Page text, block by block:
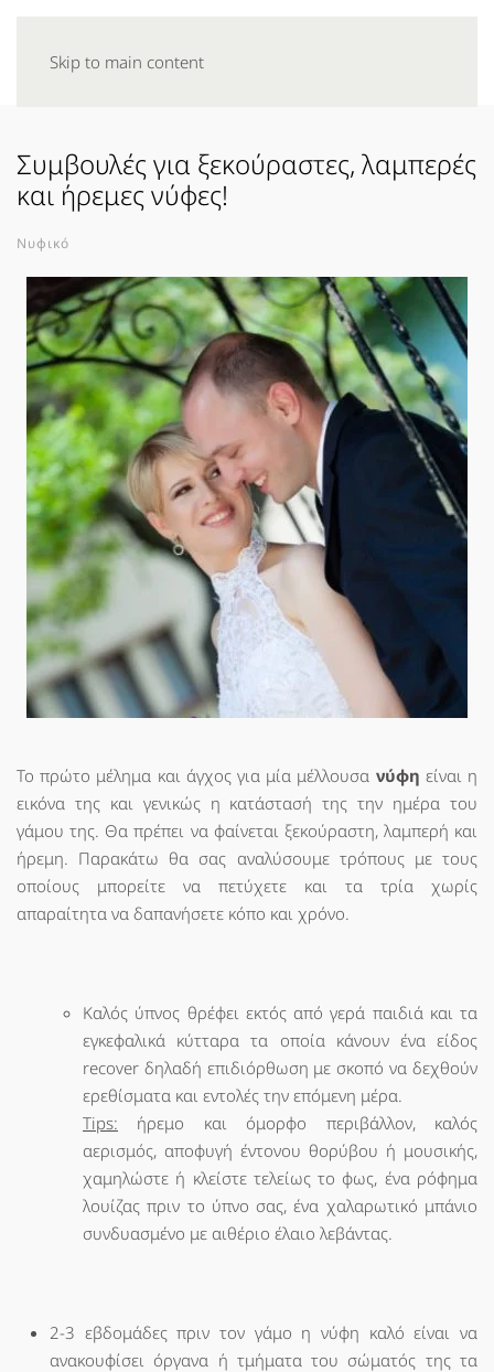
Skip to main content
Συμβουλές για ξεκούραστες, λαμπερές
και ήρεμες νύφες!
Νυφικό
Το πρώτο μέλημα και άγχος για μία μέλλουσα νύφη είναι η
εικόνα της και γενικώς η κατάστασή της την ημέρα του
γάμου της. Θα πρέπει να φαίνεται ξεκούραστη, λαμπερή και
ήρεμη. Παρακάτω θα σας αναλύσουμε τρόπους με τους
οποίους μπορείτε να πετύχετε και τα τρία χωρίς
απαραίτητα να δαπανήσετε κόπο και χρόνο.
Καλός ύπνος θρέφει εκτός από γερά παιδιά και τα
εγκεφαλικά κύτταρα τα οποία κάνουν ένα είδος
recover δηλαδή επιδιόρθωση με σκοπό να δεχθούν
ερεθίσματα και εντολές την επόμενη μέρα.
Tips: ήρεμο και όμορφο περιβάλλον, καλός
αερισμός, αποφυγή έντονου θορύβου ή μουσικής,
χαμηλώστε ή κλείστε τελείως το φως, ένα ρόφημα
λουίζας πριν το ύπνο σας, ένα χαλαρωτικό μπάνιο
συνδυασμένο με αιθέριο έλαιο λεβάντας.
2-3 εβδομάδες πριν τον γάμο η νύφη καλό είναι να
ανακουφίσει όργανα ή τμήματα του σώματός της τα